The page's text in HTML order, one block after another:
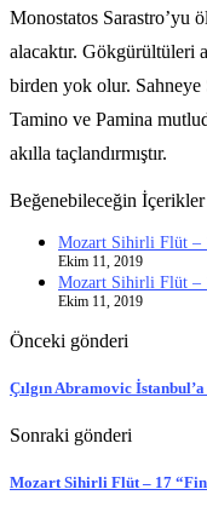
Monostatos Sarastro’yu
alacaktır. Gökgürültüleri
birden yok olur.
Tamino ve Pamina
akılla taçlandırmıştır.
Beğenebileceğin İçerikler
Mozart Sihirli Flüt –
Ekim 11, 2019
Mozart Sihirli Flüt –
Ekim 11, 2019
Önceki gönderi
Çılgın Abramovic
Sonraki gönderi
Mozart Sihirli Flüt – 17